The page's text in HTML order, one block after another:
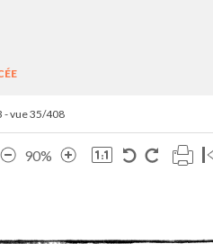
- vue 35/408
90%